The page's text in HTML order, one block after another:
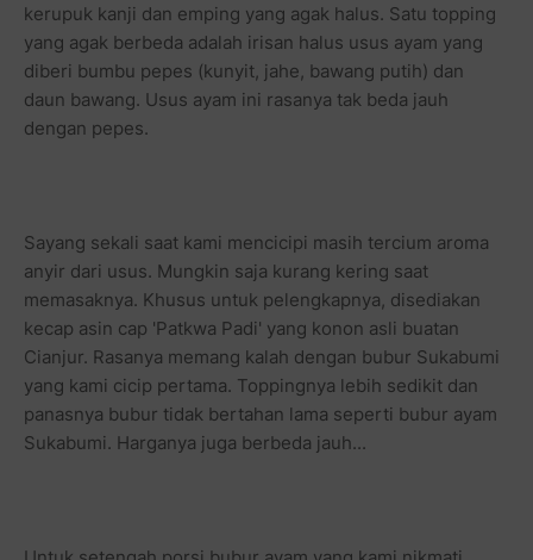
kerupuk kanji dan emping yang agak halus. Satu topping
yang agak berbeda adalah irisan halus usus ayam yang
diberi bumbu pepes (kunyit, jahe, bawang putih) dan
daun bawang. Usus ayam ini rasanya tak beda jauh
dengan pepes.
Sayang sekali saat kami mencicipi masih tercium aroma
anyir dari usus. Mungkin saja kurang kering saat
memasaknya. Khusus untuk pelengkapnya, disediakan
kecap asin cap 'Patkwa Padi' yang konon asli buatan
Cianjur. Rasanya memang kalah dengan bubur Sukabumi
yang kami cicip pertama. Toppingnya lebih sedikit dan
panasnya bubur tidak bertahan lama seperti bubur ayam
Sukabumi. Harganya juga berbeda jauh...